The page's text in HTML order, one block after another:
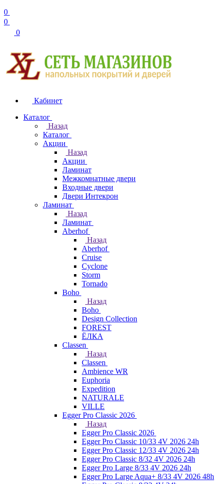
0
0
0
Кабинет
Каталог
Назад
Каталог
Акции
Назад
Акции
Ламинат
Межкомнатные двери
Входные двери
Двери Интекрон
Ламинат
Назад
Ламинат
Aberhof
Назад
Aberhof
Cruise
Cyclone
Storm
Tornado
Boho
Назад
Boho
Design Collection
FOREST
ЁЛКА
Classen
Назад
Classen
Ambience WR
Euphoria
Expedition
NATURALE
VILLE
Egger Pro Classic 2026
Назад
Egger Pro Classic 2026
Egger Pro Classic 10/33 4V 2026 24h
Egger Pro Classic 12/33 4V 2026 24h
Egger Pro Classic 8/32 4V 2026 24h
Egger Pro Large 8/33 4V 2026 24h
Egger Pro Large Aqua+ 8/33 4V 2026 48h